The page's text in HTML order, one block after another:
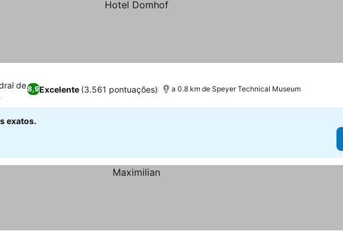
8,9Excelente (3.561 pontuações)
de
a 0.8 km de Speyer Technical Museum
exatos.